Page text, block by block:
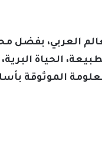
العربي، بفضل
الحياة البرية،
الموثوقة